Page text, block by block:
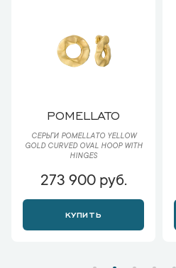
POMELLATO
СЕРЬГИ POMELLATO YELLOW
GOLD CURVED OVAL HOOP WITH
HINGES
273 900 руб.
КУПИТЬ